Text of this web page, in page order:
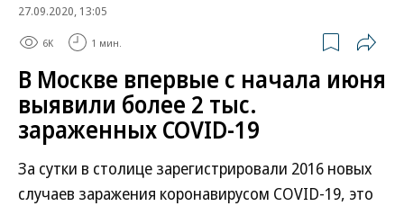
27.09.2020, 13:05
6K 1 мин.
В Москве впервые с начала июня
выявили более 2 тыс.
зараженных COVID-19
За сутки в столице зарегистрировали 2016 новых
случаев заражения коронавирусом COVID-19, это